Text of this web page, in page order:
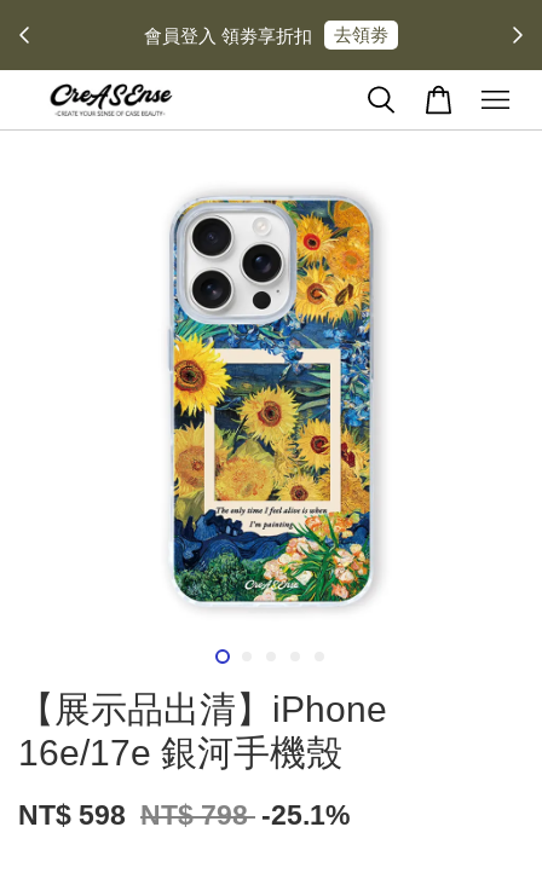
會員登入 領劵享折扣 去領劵
【展示品出清】iPhone
16e/17e 銀河手機殼
NT$ 598 NT$ 798 -25.1%